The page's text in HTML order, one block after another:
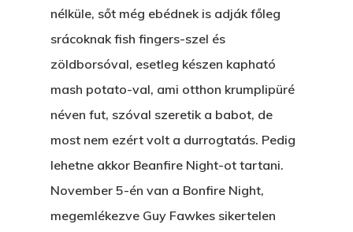
nélküle, sőt még ebédnek is adják főleg
srácoknak fish fingers-szel és
zöldborsóval, esetleg készen kapható
mash potato-val, ami otthon krumplipüré
néven fut, szóval szeretik a babot, de
most nem ezért volt a durrogtatás. Pedig
lehetne akkor Beanfire Night-ot tartani.
November 5-én van a Bonfire Night,
megemlékezve Guy Fawkes sikertelen